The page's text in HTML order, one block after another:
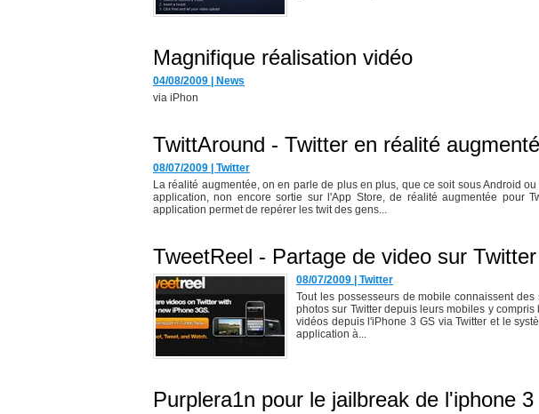
Magnifique réalisation vidéo
04/08/2009
News
via iPhon
TwittAround - Twitter en réalité
08/07/2009
Twitter
La réalité augmentée, on en parle de plus en plus, que ce soit sous Android
application, non encore sortie sur l'App Store, de réalité augmentée pour
application permet de repérer les twit des gens...
TweetReel - Partage de video sur
08/07/2009
Twitter
Tout les possesseurs de mobile connaissent
photos sur Twitter depuis leurs mobiles y
vidéos depuis l'iPhone 3 GS via Twitter et le
application à...
Purplera1n pour le jailbreak de l'iphone 3